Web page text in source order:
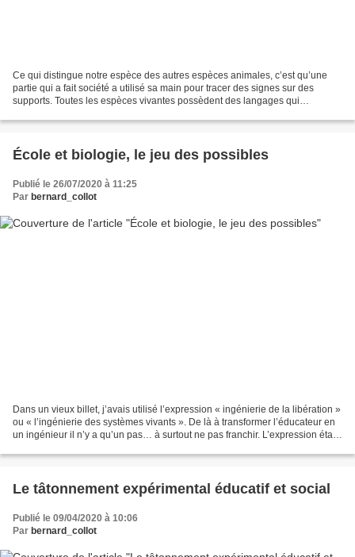
Ce qui distingue notre espèce des autres espèces animales, c’est qu’une
partie qui a fait société a utilisé sa main pour tracer des signes sur des
supports. Toutes les espèces vivantes possèdent des langages qui
École et biologie, le jeu des possibles
Publié le 26/07/2020 à 11:25
Par bernard_collot
Dans un vieux billet, j’avais utilisé l’expression « ingénierie de la libération »
ou « l’ingénierie des systèmes vivants ». De là à transformer l’éducateur en
un ingénieur il n’y a qu’un pas… à surtout ne pas franchir. L’expression était
Le tâtonnement expérimental éducatif et social
Publié le 09/04/2020 à 10:06
Par bernard_collot